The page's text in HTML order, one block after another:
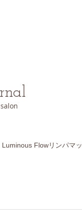
Luminous Flowリンパマ